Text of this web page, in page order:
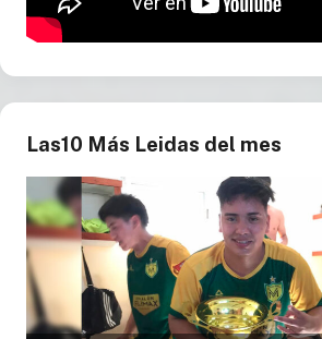
Las10 Más Leidas del mes